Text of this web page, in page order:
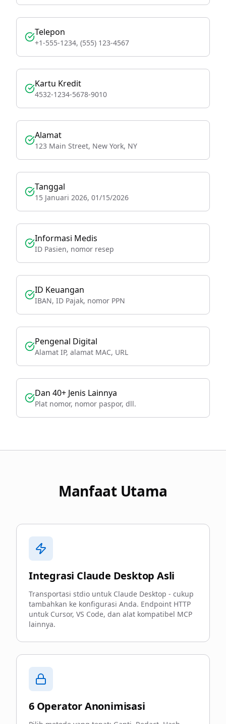
Telepon
+1-555-1234, (555) 123-4567
Kartu Kredit
4532-1234-5678-9010
Alamat
123 Main Street, New York, NY
Tanggal
15 Januari 2026, 01/15/2026
Informasi Medis
ID Pasien, nomor resep
ID Keuangan
IBAN, ID Pajak, nomor PPN
Pengenal Digital
Alamat IP, alamat MAC, URL
Dan 40+ Jenis Lainnya
Plat nomor, nomor paspor, dll.
Manfaat Utama
Integrasi Claude Desktop Asli
Transportasi stdio untuk Claude Desktop - cukup
tambahkan ke konfigurasi Anda. Endpoint HTTP
untuk Cursor, VS Code, dan alat kompatibel MCP
lainnya.
6 Operator Anonimisasi